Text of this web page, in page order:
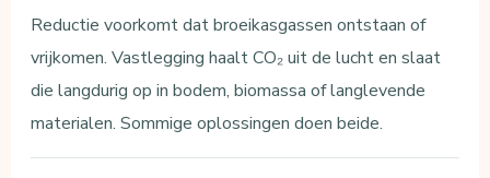
Reductie voorkomt dat broeikasgassen ontstaan of
vrijkomen. Vastlegging haalt CO₂ uit de lucht en slaat
die langdurig op in bodem, biomassa of langlevende
materialen. Sommige oplossingen doen beide.